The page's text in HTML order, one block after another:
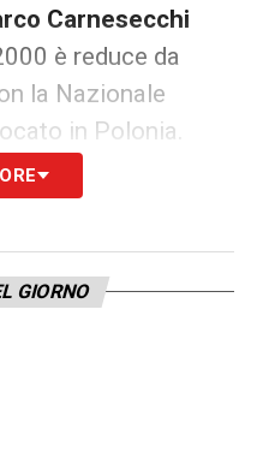
Carnesecchi
è reduce da
la Nazionale
in Polonia.
è quella del
bergamasca.
GIORNO